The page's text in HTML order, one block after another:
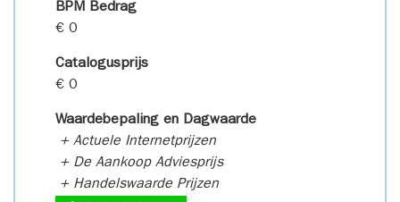
BPM Bedrag
€ 0
Catalogusprijs
€ 0
Waardebepaling en Dagwaarde
+ Actuele Internetprijzen
+ De Aankoop Adviesprijs
+ Handelswaarde Prijzen